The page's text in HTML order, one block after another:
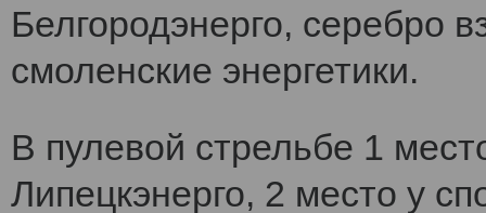
Белгородэнерго, серебро
смоленские энергетики.
В пулевой стрельбе 1
Липецкэнерго, 2 место у